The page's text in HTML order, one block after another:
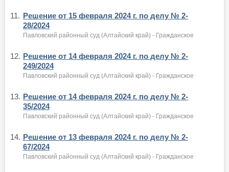
11. Решение от 15 февраля 2024 г. по делу № 2-
28/2024
Павловский районный суд (Алтайский край) - Гражданское
12. Решение от 14 февраля 2024 г. по делу № 2-
249/2024
Павловский районный суд (Алтайский край) - Гражданское
13. Решение от 14 февраля 2024 г. по делу № 2-
35/2024
Павловский районный суд (Алтайский край) - Гражданское
14. Решение от 13 февраля 2024 г. по делу № 2-
67/2024
Павловский районный суд (Алтайский край) - Гражданское